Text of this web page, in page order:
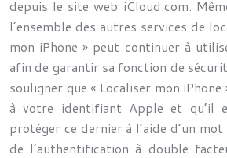
depuis le site web iCloud.com.
l’ensemble des autres services de
mon iPhone » peut continuer à
afin de garantir sa fonction de
souligner que « Localiser mon
à votre identifiant Apple et qu’il
protéger ce dernier à l’aide d’un
de l’authentification à double